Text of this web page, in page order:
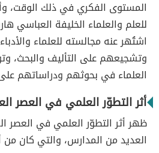
المستوى الفكري في ذلك الوقت،
للعلم والعلماء الخليفة العباسي
اشتُهر عنه مجالسته للعلماء
وتشجيعهم على التأليف والبحث،
العلماء في بحوثهم ودراساتهم
أثر التطوّر العلمي في العصر
ظهر أثر التطوّر العلمي في العصر
العديد من المدارس، والتي كان